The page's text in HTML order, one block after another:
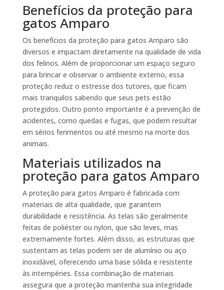
Benefícios da proteção para
gatos Amparo
Os benefícios da proteção para gatos Amparo são
diversos e impactam diretamente na qualidade de vida
dos felinos. Além de proporcionar um espaço seguro
para brincar e observar o ambiente externo, essa
proteção reduz o estresse dos tutores, que ficam
mais tranquilos sabendo que seus pets estão
protegidos. Outro ponto importante é a prevenção de
acidentes, como quedas e fugas, que podem resultar
em sérios ferimentos ou até mesmo na morte dos
animais.
Materiais utilizados na
proteção para gatos Amparo
A proteção para gatos Amparo é fabricada com
materiais de alta qualidade, que garantem
durabilidade e resistência. As telas são geralmente
feitas de poliéster ou nylon, que são leves, mas
extremamente fortes. Além disso, as estruturas que
sustentam as telas podem ser de alumínio ou aço
inoxidável, oferecendo uma base sólida e resistente
às intempéries. Essa combinação de materiais
assegura que a proteção mantenha sua integridade